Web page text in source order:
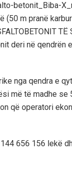
betonit_Biba-
m pranë
TË
deri në qendrën
nga qendra e
më të madhe se
që operatori
656 156 lekë